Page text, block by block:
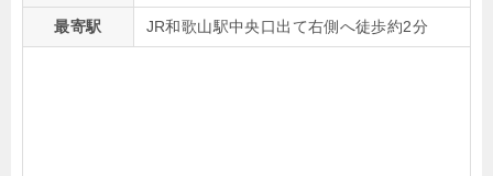
最寄駅 JR和歌山駅中央口出て右側へ徒歩約2分